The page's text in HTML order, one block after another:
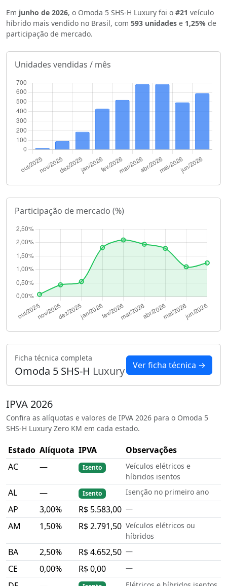
Em junho de 2026, o Omoda 5 SHS-H Luxury foi o #21 veículo
híbrido mais vendido no Brasil, com 593 unidades e 1,25% de
participação de mercado.
Unidades vendidas / mês
Participação de mercado (%)
Ficha técnica completa
Omoda 5 SHS-H Luxury Ver ficha técnica →
IPVA 2026
Confira as alíquotas e valores de IPVA 2026 para o Omoda 5
SHS-H Luxury Zero KM em cada estado.
Estado Alíquota IPVA
Observações
AC
— Isento
Veículos elétricos e
híbridos isentos
AL — Isento Isenção no primeiro ano
AP 3,00% R$ 5.583,00 —
AM 1,50% R$ 2.791,50 Veículos elétricos ou
híbridos
BA 2,50% R$ 4.652,50 —
CE 0,00% R$ 0,00 —